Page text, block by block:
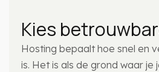
Kies
Hosting bepaalt hoe snel en
is. Het is als de grond waar je